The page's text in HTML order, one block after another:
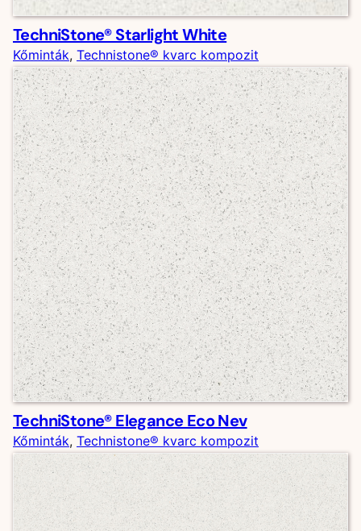
TechniStone® Starlight White
Kőminták, Technistone® kvarc kompozit
TechniStone® Elegance Eco Nev
Kőminták, Technistone® kvarc kompozit